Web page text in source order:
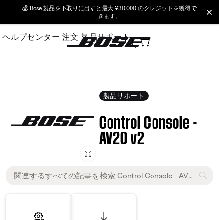
Main
💰 Bose 製品を下取りに出すと最大 ¥30,000 のクレジットを獲得で
きます。
ヘルプセンター 注文 製品サポート
製品サポート
Control Console -
AV20 v2